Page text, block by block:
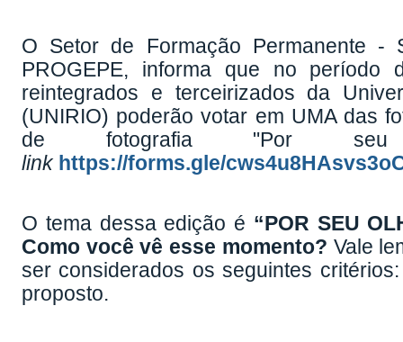
O Setor de Formação Permanente -
PROGEPE, informa que no
reintegrados e terceirizados da
(UNIRIO) poderão votar em UMA das
de fotografia "Por
link https://forms.gle/
O tema dessa edição é “POR SEU
Como você vê esse momento? Vale
ser considerados os seguintes
proposto.